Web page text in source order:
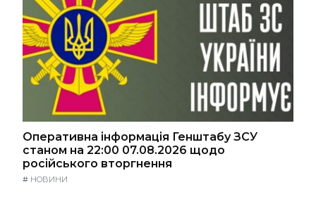
Оперативна інформація Генштабу ЗСУ
станом на 22:00 07.08.2026 щодо
російського вторгнення
# НОВИНИ